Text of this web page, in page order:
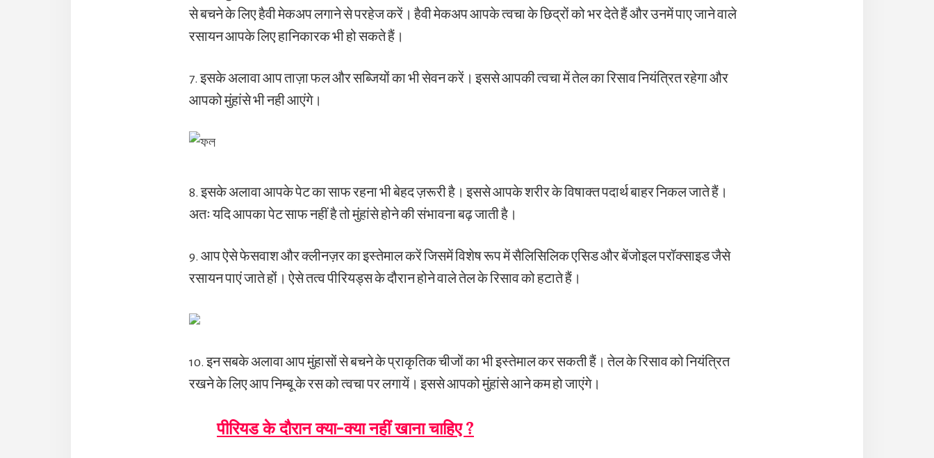
से बचने के लिए हैवी मेकअप लगाने से परहेज करें। हैवी मेकअप आपके त्वचा के छिद्रों को भर देते हैं और उनमें पाए जाने वाले
रसायन आपके लिए हानिकारक भी हो सकते हैं।
7. इसके अलावा आप ताज़ा फल और सब्जियों का भी सेवन करें। इससे आपकी त्वचा में तेल का रिसाव नियंत्रित रहेगा और
आपको मुंहांसे भी नही आएंगे।
8. इसके अलावा आपके पेट का साफ रहना भी बेहद ज़रूरी है। इससे आपके शरीर के विषाक्त पदार्थ बाहर निकल जाते हैं।
अतः यदि आपका पेट साफ नहीं है तो मुंहांसे होने की संभावना बढ़ जाती है।
9. आप ऐसे फेसवाश और क्लीनज़र का इस्तेमाल करें जिसमें विशेष रूप में सैलिसिलिक एसिड और बेंजोइल परॉक्साइड जैसे
रसायन पाएं जाते हों। ऐसे तत्व पीरियड्स के दौरान होने वाले तेल के रिसाव को हटाते हैं।
10. इन सबके अलावा आप मुंहासों से बचने के प्राकृतिक चीजों का भी इस्तेमाल कर सकती हैं। तेल के रिसाव को नियंत्रित
रखने के लिए आप निम्बू के रस को त्वचा पर लगायें। इससे आपको मुंहांसे आने कम हो जाएंगे।
पीरियड के दौरान क्या-क्या नहीं खाना चाहिए ?